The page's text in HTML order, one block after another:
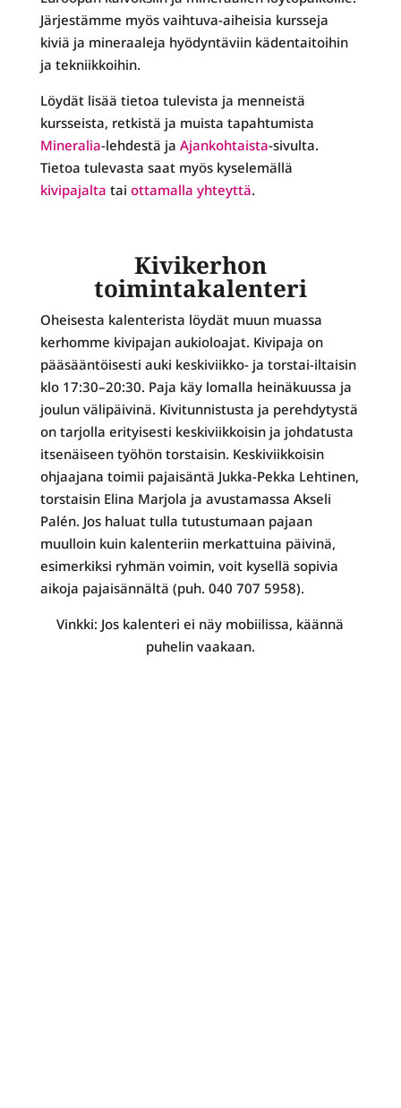
Järjestämme myös vaihtuva-aiheisia kursseja
kiviä ja mineraaleja hyödyntäviin kädentaitoihin
ja tekniikkoihin.
Löydät lisää tietoa tulevista ja menneistä
kursseista, retkistä ja muista tapah­tu­mista
Mineralia-lehdestä ja Ajankohtaista-sivulta.
Tietoa tulevasta saat myös kyselemällä
kivipajalta tai ottamalla yhteyttä.
Kivikerhon
toimintakalenteri
Oheisesta kalenterista löydät muun muassa
kerhomme kivipajan aukioloajat. Kivipaja on
pääsääntöisesti auki keskiviikko- ja torstai-iltaisin
klo 17:30–20:30. Paja käy lomalla heinäkuussa ja
joulun välipäivinä. Kivitunnistusta ja perehdytystä
on tarjolla erityisesti keskiviikkoisin ja johdatusta
itsenäiseen työhön torstaisin. Keskiviikkoisin
ohjaajana toimii pajaisäntä Jukka-Pekka Lehtinen,
torstaisin Elina Marjola ja avustamassa Akseli
Palén. Jos haluat tulla tutustumaan pajaan
muulloin kuin kalenteriin merkattuina päivinä,
esimerkiksi ryhmän voimin, voit kysellä sopivia
aikoja pajaisännältä (puh. 040 707 5958).
Vinkki: Jos kalenteri ei näy mobiilissa, käännä
puhelin vaakaan.